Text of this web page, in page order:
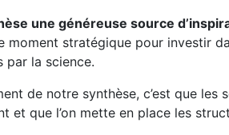
une généreuse source
moment stratégique pour investir
par la science.
de notre synthèse, c’est que les
et que l’on mette en place les